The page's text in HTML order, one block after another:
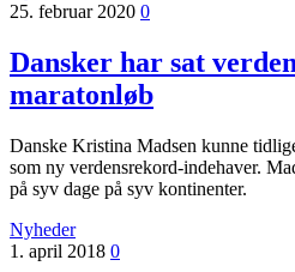
25. februar 2020 0
Dansker har sat
maratonløb
Danske Kristina Madsen kunne
som ny verdensrekord-indehaver.
på syv dage på syv kontinenter.
Nyheder
1. april 2018 0